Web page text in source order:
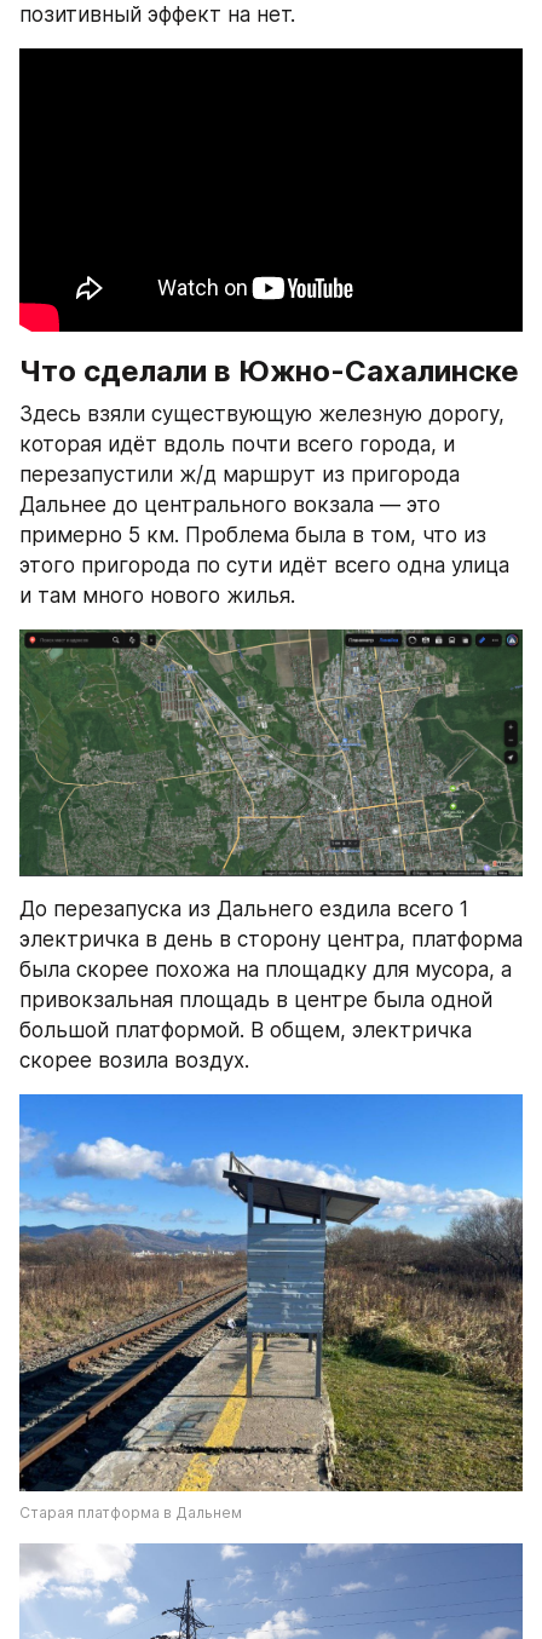
позитивный эффект на нет.
Что сделали в Южно-Сахалинске
Здесь взяли существующую железную дорогу,
которая идёт вдоль почти всего города, и
перезапустили ж/д маршрут из пригорода
Дальнее до центрального вокзала — это
примерно 5 км. Проблема была в том, что из
этого пригорода по сути идёт всего одна улица
и там много нового жилья.
До перезапуска из Дальнего ездила всего 1
электричка в день в сторону центра, платформа
была скорее похожа на площадку для мусора, а
привокзальная площадь в центре была одной
большой платформой. В общем, электричка
скорее возила воздух.
Старая платформа в Дальнем